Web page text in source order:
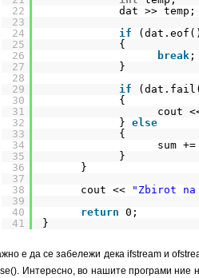
22
23
24
25
26
27
28
29
30
31
32
33
34
35
36
37
38
39
40
41
dat >> temp;
if
{
break ;
}
if
{
cout
} else
{
sum
}
}
cout <<
"Zbirot
return 0;
}
е да се забележи дека ifstream и
Интересно, во нашите програми ние